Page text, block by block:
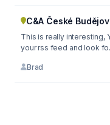
C&A České
This is really interesting,
your rss feed and look
Brad